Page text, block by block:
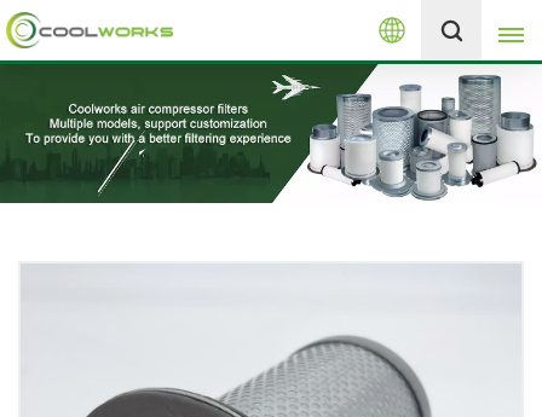
Русский
English
español
العربية
Melayu
+8613525046291